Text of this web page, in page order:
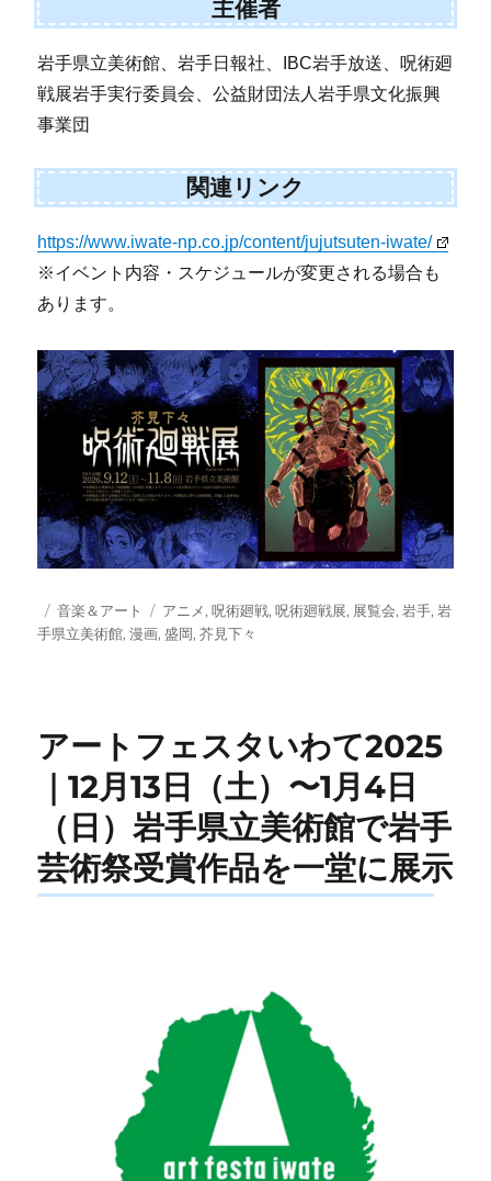
主催者
岩手県立美術館、岩手日報社、IBC岩手放送、呪術廻
戦展岩手実行委員会、公益財団法人岩手県文化振興
事業団
関連リンク
https://www.iwate-np.co.jp/content/jujutsuten-iwate/
※イベント内容・スケジュールが変更される場合も
あります。
投
稿
カ
テ
音楽＆アート
タ
グ
アニメ,呪術廻戦,呪術廻戦展, 展覧会,岩手,岩
手県立美術館,漫画,盛岡,芥見下々
アートフェスタいわて2025
｜12月13日（土）〜1月4日
（日）岩手県立美術館で岩手
芸術祭受賞作品を一堂に展示